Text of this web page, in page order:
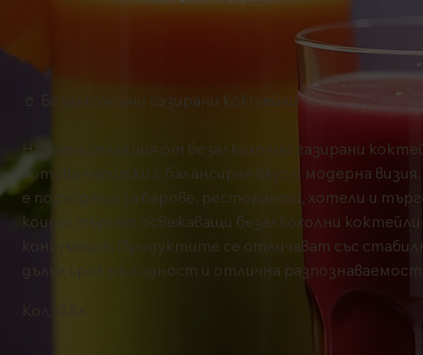
🥤 Безалкохолни газирани коктейли
Нашата селекция от безалкохолни газирани
готови напитки с балансиран вкус и модерна
е подходяща за барове, ресторанти, хотели и
които търсят освежаващи безалкохолни
консумация. Продуктите се отличават със
дълъг срок на годност и отлична